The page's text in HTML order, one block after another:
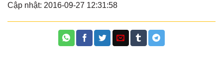
Cập nhật: 2016-09-27 12:31:58